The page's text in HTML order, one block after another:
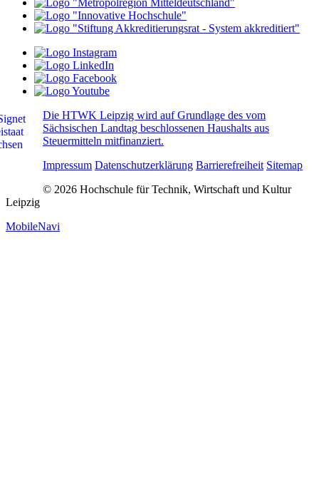
Die HTWK Leipzig wird auf Grundlage des vom
Sächsischen Landtag beschlossenen Haushalts aus
Steuermitteln mitfinanziert.
Impressum Datenschutzerklärung Barrierefreiheit Sitemap
© 2026 Hochschule für Technik, Wirtschaft und Kultur
Leipzig
MobileNavi